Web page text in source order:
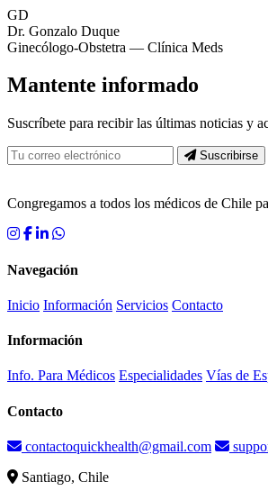
GD
Dr. Gonzalo Duque
Ginecólogo-Obstetra — Clínica Meds
Mantente informado
Suscríbete para recibir las últimas noticias y
Suscribirse
Congregamos a todos los médicos de Chile
Navegación
Inicio Información Servicios Contacto
Información
Info. Para Médicos Especialidades Vías de
Contacto
contactoquickhealth@gmail.com
Santiago, Chile